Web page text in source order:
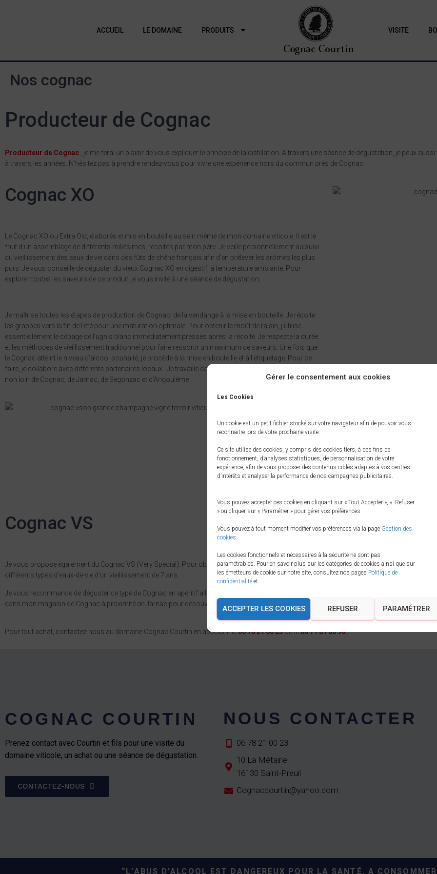
Gérer le consentement aux cookies
Les Cookies
Un cookie est un petit fichier stocké sur votre navigateur afin de pouvoir vous
reconnaitre lors de votre prochaine visite.
Ce site utilise des cookies, y compris des cookies tiers, à des fins de
fonctionnement, d’analyses statistiques, de personnalisation de votre
expérience, afin de vous proposer des contenus ciblés adaptés à vos centres
d’intérêts et analyser la performance de nos campagnes publicitaires.
Vous pouvez accepter ces cookies en cliquant sur « Tout Accepter », « Refuser
» ou cliquer sur « Paramétrer » pour gérer vos préférences.
Vous pouvez à tout moment modifier vos préférences via la page Gestion des
cookies
Les cookies fonctionnels et nécessaires à la sécurité ne sont pas
paramétrables. Pour en savoir plus sur les catégories de cookies ainsi que sur
les émetteurs de cookie sur notre site, consultez nos pages Politique de
confidentialitéet
ACCEPTER LES COOKIES REFUSER PARAMÉTRER
ACCUEIL LE DOMAINE PRODUITS VISITE
Nos cognac
Producteur de Cognac
Producteur de Cognac , je me ferai un plaisir de vous expliquer le principe de la distillation. A travers une séance de dégustation, je peux
à travers les années. N’hésitez pas à prendre rendez-vous pour vivre une expérience hors du commun près de Cognac.
Cognac XO
Le Cognac XO ou Extra Old, élaborés et mis en bouteille au sein même de mon domaine viticole. Il est le
fruit d’un assemblage de différents millésimes, récoltés par mon père. Je veille personnellement au suivi
du vieillissement des eaux de vie dans des fûts de chêne français afin d’en prélever les arômes les plus
purs. Je vous conseille de déguster du vieux Cognac XO en digestif, à température ambiante. Pour
explorer toutes les saveurs de ce produit, je vous invite à une séance de dégustation.
Je maîtrise toutes les étapes de production de Cognac, de la vendange à la mise en bouteille. Je récolte
les grappes vers la fin de l’été pour une maturation optimale. Pour obtenir le moût de raisin, j’utilise
essentiellement le cépage de l’ugnis blanc immédiatement pressés après la récolte. Je respecte la durée
et les méthodes de vieillissement traditionnel pour faire ressortir un maximum de saveurs. Une fois que
le Cognac atteint le niveau d’alcool souhaité, je procède à la mise en bouteille et à l’étiquetage. Pour ce
faire, je collabore avec différents partenaires locaux. Je travaille dans la propriété familiale à Saint-Preuil,
non loin de Cognac, de Jarnac, de Segonzac et d’Angoulême
Je produis également du Cognac
cask de 12 ans.Vous
Pour tout achat de Cognac à
Cognac VS
Je vous propose également du Cognac VS (Very Special). Pour obtenir cette boisson, je mélange
différents types d’eaux-de-vie d’un vieillissement de 7 ans.
Je vous recommande de déguster ce type de Cognac en apéritif allongé ou en cocktail. Rendez-vous
dans mon magasin de Cognac à proximité de Jarnac pour découvrir toute ma gamme de produits.
Pour tout achat, contactez-nous au domaine Cognac Courtin en appelant le06 78 21 00 23ou le06 71 81 80 96.
COGNAC COURTIN
Prenez contact avec Courtin et fils pour une visite du
domaine viticole, un achat ou une séance de dégustation.
CONTACTEZ-NOUS
NOUS CONTACTER
06 78 21 00 23
10 La Métairie
16130 Saint-Preuil
Cognaccourtin@yahoo.com
“L’ABUS D’ALCOOL EST DANGEREUX POUR LA SANTÉ. A